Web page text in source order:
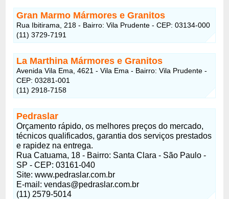
Gran Marmo Mármores e Granitos
Rua Ibitirama, 218 - Bairro: Vila Prudente - CEP: 03134-000
(11) 3729-7191
La Marthina Mármores e Granitos
Avenida Vila Ema, 4621 - Vila Ema - Bairro: Vila Prudente -
CEP: 03281-001
(11) 2918-7158
Pedraslar
Orçamento rápido, os melhores preços do mercado,
técnicos qualificados, garantia dos serviços prestados
e rapidez na entrega.
Rua Catuama, 18 - Bairro: Santa Clara - São Paulo -
SP - CEP: 03161-040
Site: www.pedraslar.com.br
E-mail: vendas@pedraslar.com.br
(11) 2579-5014